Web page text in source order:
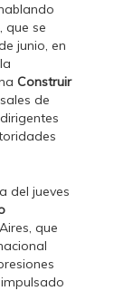
, que se
junio, en
Construir
de
del jueves
que